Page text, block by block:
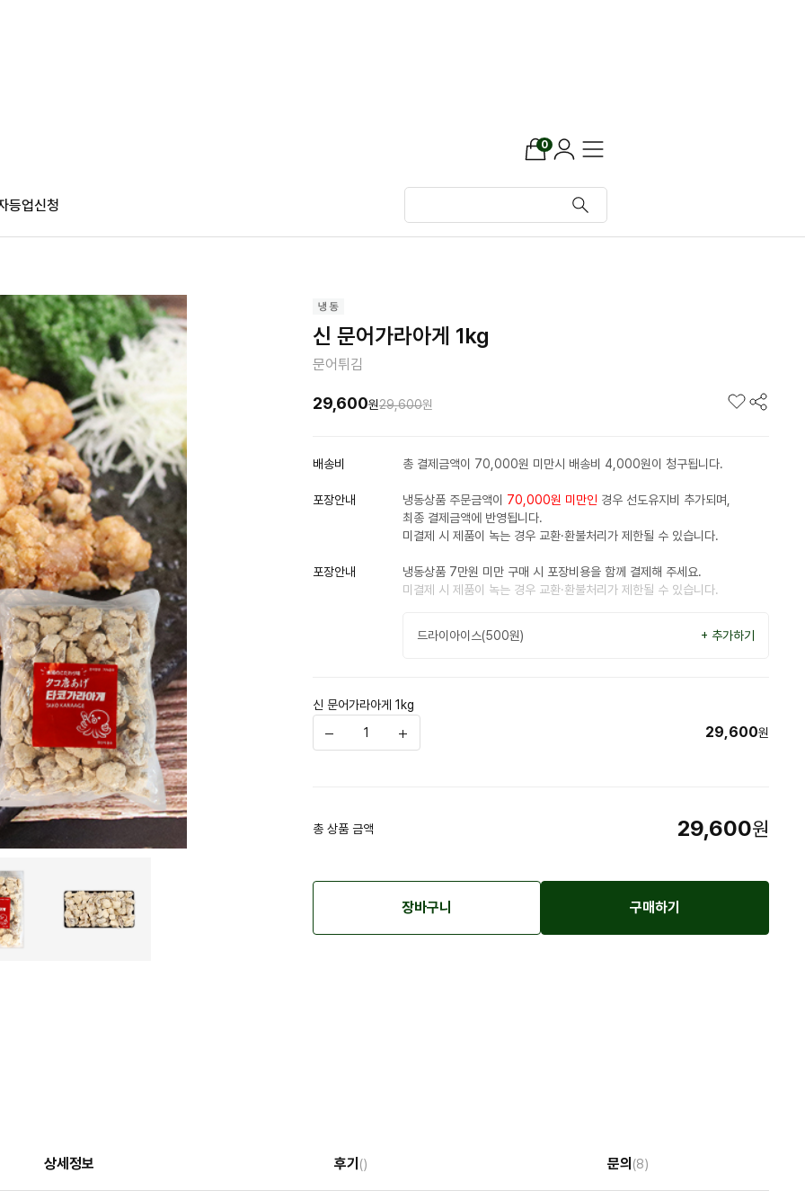
0
등업신청
신 문어가라아게 1kg
문어튀김
29,600원29,600원
배송비 총 결제금액이 70,000원 미만시 배송비 4,000원이 청구됩니다.
포장안내 냉동상품 주문금액이 70,000원 미만인 경우 선도유지비 추가되며,
최종 결제금액에 반영됩니다.
미결제 시 제품이 녹는 경우 교환·환불처리가 제한될 수 있습니다.
포장안내
냉동상품 7만원 미만 구매 시 포장비용을 함께 결제해 주세요.
미결제 시 제품이 녹는 경우 교환·환불처리가 제한될 수 있습니다.
드라이아이스(500원) + 추가하기
신 문어가라아게 1kg
29,600원
총 상품 금액 29,600원
장바구니 구매하기
상세정보 후기 () 문의 (8)